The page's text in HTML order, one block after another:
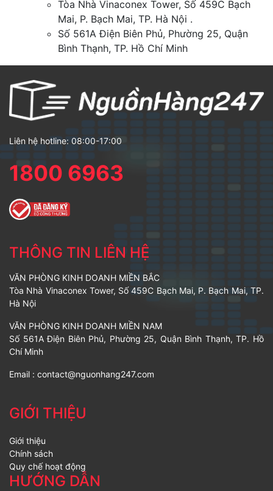
Tòa Nhà Vinaconex Tower, Số 459C Bạch
Mai, P. Bạch Mai, TP. Hà Nội .
Số 561A Điện Biên Phủ, Phường 25, Quận
Bình Thạnh, TP. Hồ Chí Minh
Liên hệ hotline: 08:00-17:00
1800 6963
THÔNG TIN LIÊN HỆ
VĂN PHÒNG KINH DOANH MIỀN BẮC
Tòa Nhà Vinaconex Tower, Số 459C Bạch Mai, P. Bạch Mai, TP.
Hà Nội
VĂN PHÒNG KINH DOANH MIỀN NAM
Số 561A Điện Biên Phủ, Phường 25, Quận Bình Thạnh, TP. Hồ
Chí Minh
Email : contact@nguonhang247.com
GIỚI THIỆU
Giới thiệu
Chính sách
Quy chế hoạt động
HƯỚNG DẪN